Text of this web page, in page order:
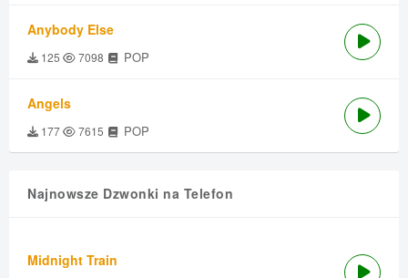
Anybody Else
125 7098 POP
Angels
177 7615 POP
Najnowsze Dzwonki na Telefon
Midnight Train